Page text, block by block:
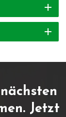
Jetzt